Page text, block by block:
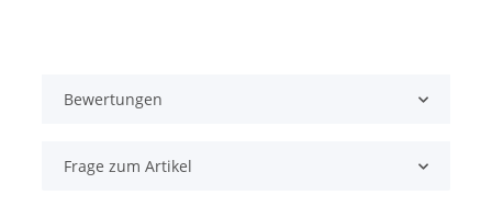
Bewertungen
Frage zum Artikel